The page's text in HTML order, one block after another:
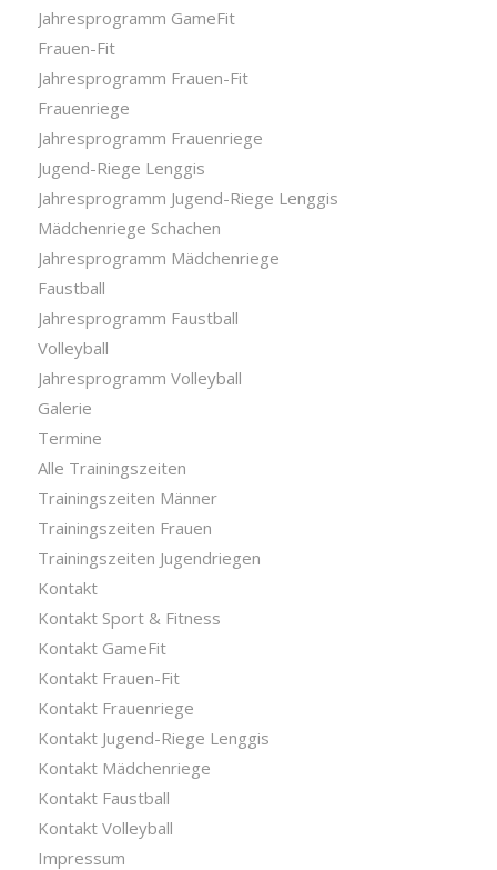
Jahresprogramm GameFit
Frauen-Fit
Jahresprogramm Frauen-Fit
Frauenriege
Jahresprogramm Frauenriege
Jugend-Riege Lenggis
Jahresprogramm Jugend-Riege Lenggis
Mädchenriege Schachen
Jahresprogramm Mädchenriege
Faustball
Jahresprogramm Faustball
Volleyball
Jahresprogramm Volleyball
Galerie
Termine
Alle Trainingszeiten
Trainingszeiten Männer
Trainingszeiten Frauen
Trainingszeiten Jugendriegen
Kontakt
Kontakt Sport & Fitness
Kontakt GameFit
Kontakt Frauen-Fit
Kontakt Frauenriege
Kontakt Jugend-Riege Lenggis
Kontakt Mädchenriege
Kontakt Faustball
Kontakt Volleyball
Impressum